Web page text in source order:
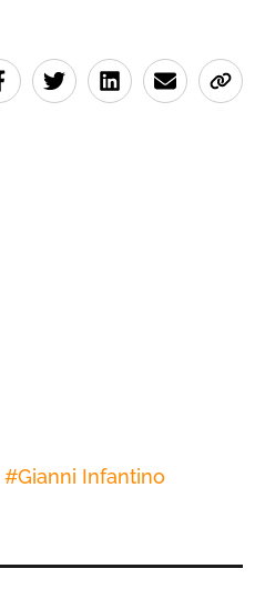
#Gianni Infantino